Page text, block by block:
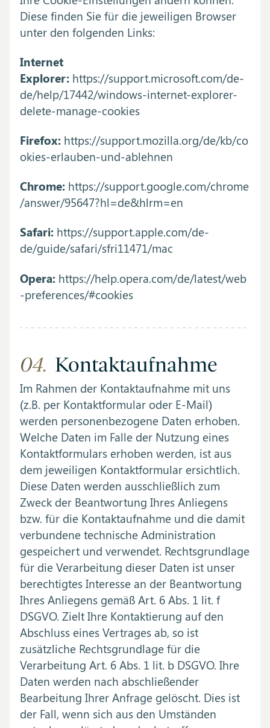
Diese finden Sie für die jeweiligen Browser
unter den folgenden Links:
Internet
Explorer:https://support.microsoft.com/de-
de/help/17442/windows-internet-explorer-
delete-manage-cookies
Firefox:https://support.mozilla.org/de/kb/co
okies-erlauben-und-ablehnen
Chrome:https://support.google.com/chrome
/answer/95647?hl=de&hlrm=en
Safari:https://support.apple.com/de-
de/guide/safari/sfri11471/mac
Opera:https://help.opera.com/de/latest/web
-preferences/#cookies
04. Kontaktaufnahme
Im Rahmen der Kontaktaufnahme mit uns
(z.B. per Kontaktformular oder E-Mail)
werden personenbezogene Daten erhoben.
Welche Daten im Falle der Nutzung eines
Kontaktformulars erhoben werden, ist aus
dem jeweiligen Kontaktformular ersichtlich.
Diese Daten werden ausschließlich zum
Zweck der Beantwortung Ihres Anliegens
bzw. für die Kontaktaufnahme und die damit
verbundene technische Administration
gespeichert und verwendet. Rechtsgrundlage
für die Verarbeitung dieser Daten ist unser
berechtigtes Interesse an der Beantwortung
Ihres Anliegens gemäß Art. 6 Abs. 1 lit. f
DSGVO. Zielt Ihre Kontaktierung auf den
Abschluss eines Vertrages ab, so ist
zusätzliche Rechtsgrundlage für die
Verarbeitung Art. 6 Abs. 1 lit. b DSGVO. Ihre
Daten werden nach abschließender
Bearbeitung Ihrer Anfrage gelöscht. Dies ist
der Fall, wenn sich aus den Umständen